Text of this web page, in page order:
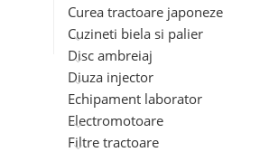
Curea tractoare japoneze
Cuzineti biela si palier
Disc ambreiaj
Diuza injector
Echipament laborator
Electromotoare
Filtre tractoare